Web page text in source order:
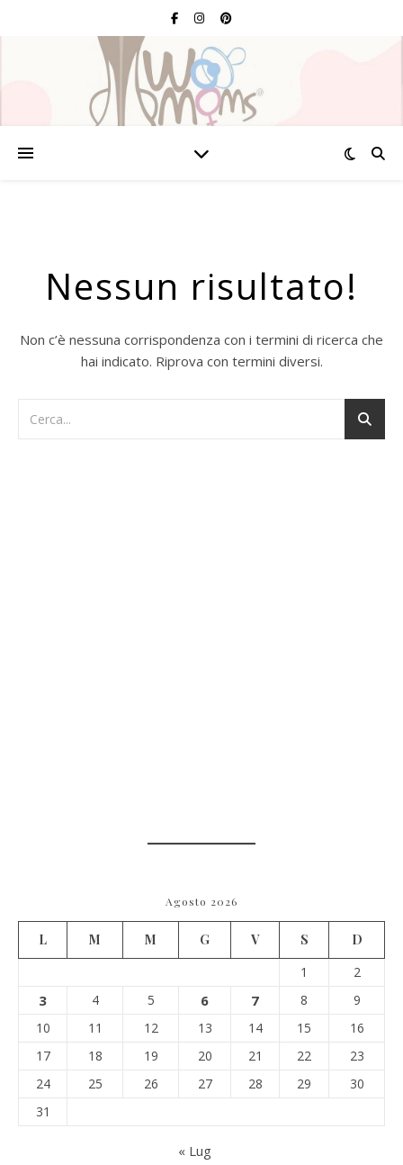
Nessun risultato!
Non c’è nessuna corrispondenza con i termini di ricerca che
hai indicato. Riprova con termini diversi.
Agosto 2026
L M M G V S
D
1
2
3 4 5 6 7 8
9
10
11 12 13 14 15
16
17
18 19 20 21 22
23
24
25 26 27 28 29
30
31
« Lug